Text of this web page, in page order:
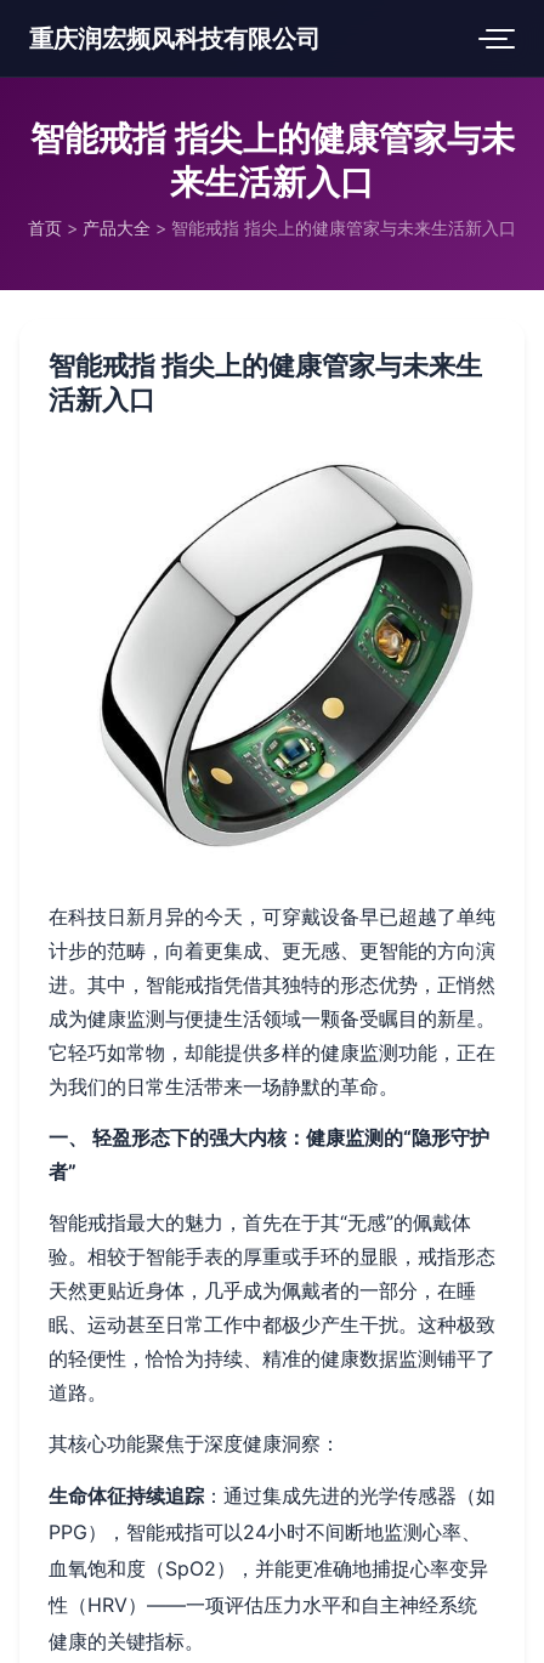
重庆润宏频风科技有限公司
智能戒指 指尖上的健康管家与未
来生活新入口
首页 > 产品大全 > 智能戒指 指尖上的健康管家与未来生活新入口
智能戒指 指尖上的健康管家与未来生
活新入口
在科技日新月异的今天，可穿戴设备早已超越了单纯
计步的范畴，向着更集成、更无感、更智能的方向演
进。其中，智能戒指凭借其独特的形态优势，正悄然
成为健康监测与便捷生活领域一颗备受瞩目的新星。
它轻巧如常物，却能提供多样的健康监测功能，正在
为我们的日常生活带来一场静默的革命。
一、 轻盈形态下的强大内核：健康监测的“隐形守护
者”
智能戒指最大的魅力，首先在于其“无感”的佩戴体
验。相较于智能手表的厚重或手环的显眼，戒指形态
天然更贴近身体，几乎成为佩戴者的一部分，在睡
眠、运动甚至日常工作中都极少产生干扰。这种极致
的轻便性，恰恰为持续、精准的健康数据监测铺平了
道路。
其核心功能聚焦于深度健康洞察：
生命体征持续追踪 ：通过集成先进的光学传感器（如
PPG），智能戒指可以24小时不间断地监测心率、
血氧饱和度（SpO2），并能更准确地捕捉心率变异
性（HRV）——一项评估压力水平和自主神经系统
健康的关键指标。